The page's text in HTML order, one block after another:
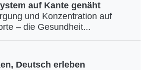
auf Kante genäht
und Konzentration auf
– die Gesundheit...
Deutsch erleben